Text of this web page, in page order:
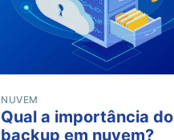
NUVEM
Qual a importância do
backup em nuvem?